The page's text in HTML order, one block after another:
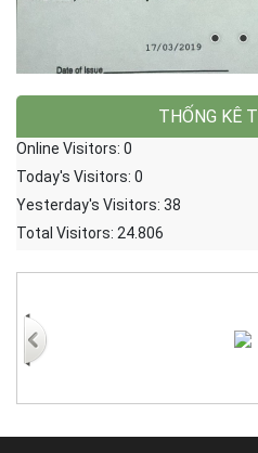
THỐNG KÊ
Online Visitors: 0
Today's Visitors: 0
Yesterday's Visitors: 38
Total Visitors: 24.806